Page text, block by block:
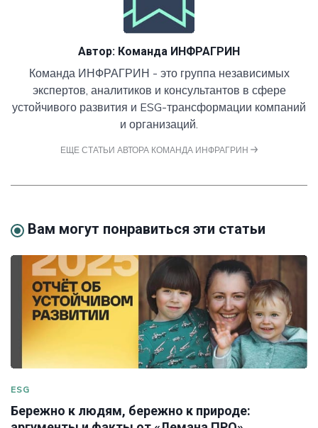
Автор: Команда ИНФРАГРИН
Команда ИНФРАГРИН - это группа независимых
экспертов, аналитиков и консультантов в сфере
устойчивого развития и ESG-трансформации компаний
и организаций.
ЕЩЕ СТАТЬИ АВТОРА КОМАНДА ИНФРАГРИН
Вам могут понравиться эти статьи
ESG
Бережно к людям, бережно к природе: